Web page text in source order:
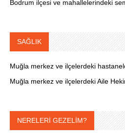
Bodrum ilçesi ve mahallelerindeki
SAĞLIK
Muğla merkez ve ilçelerdeki
Muğla merkez ve ilçelerdeki Aile
NERELERİ GEZELİM?